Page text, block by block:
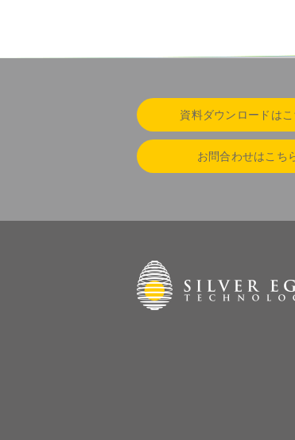
資料ダウンロードはこ
お問合わせはこち